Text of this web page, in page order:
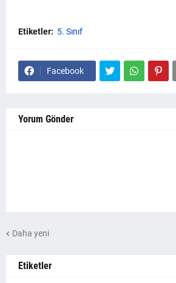
Etiketler: 5. Sınıf
Facebook
Yorum Gönder
Daha yeni
Etiketler